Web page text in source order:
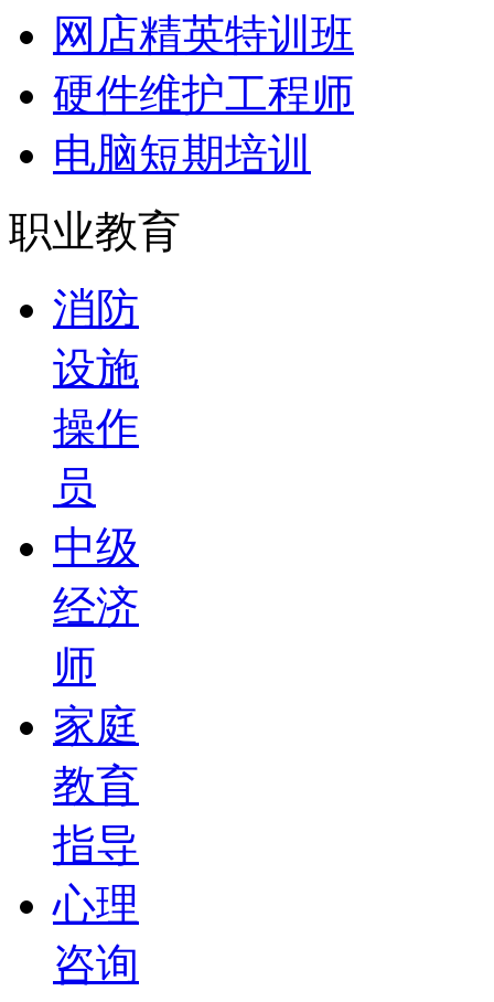
网店精英特训班
硬件维护工程师
电脑短期培训
职业教育
消防
设施
操作
员
中级
经济
师
家庭
教育
指导
心理
咨询